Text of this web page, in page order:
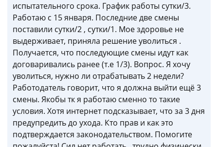
испытательного срока. График работы сутки/3.
Работаю с 15 января. Последние две смены
поставили сутки/2 , сутки/1. Мое здоровье не
выдерживает, приняла решение уволиться .
Получается, что последующие смены идут как
договаривались ранее (т.е 1/3). Вопрос. Я хочу
уволиться, нужно ли отрабатывать 2 недели?
Работодатель говорит, что я должна выйти ещё 3
смены. Якобы тк я работаю сменно то такие
условия. Хотя интернет подсказывает, что за 3 дня
предупредить до ухода. Кто прав и как это
подтверждается законодательством. Помогите